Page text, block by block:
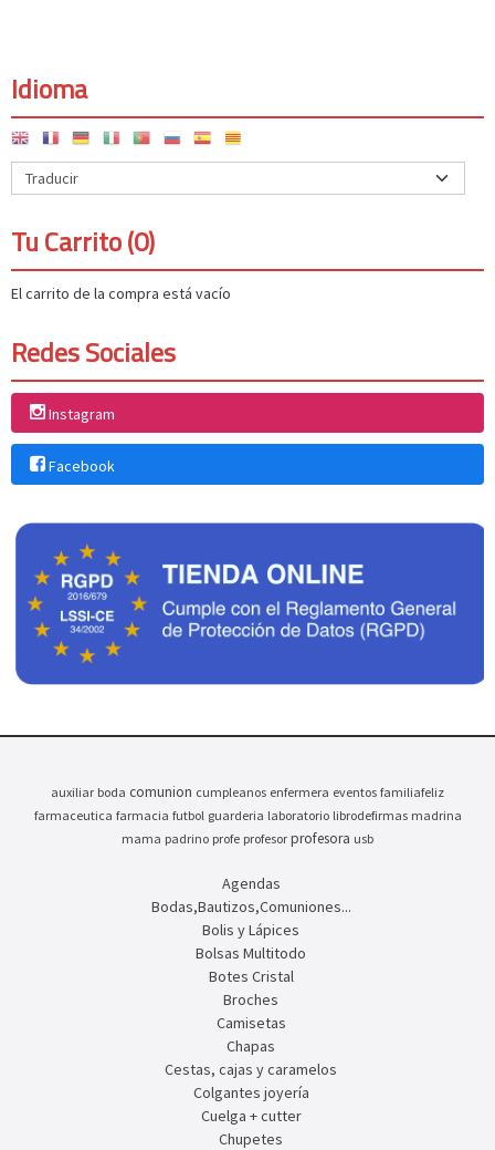
Idioma
Tu Carrito (0)
El carrito de la compra está vacío
Redes Sociales
Instagram
Facebook
auxiliar boda comunion cumpleanos enfermera eventos familiafeliz
farmaceutica farmacia futbol guarderia laboratorio librodefirmas madrina
mama padrino profe profesor profesora usb
Agendas
Bodas,Bautizos,Comuniones...
Bolis y Lápices
Bolsas Multitodo
Botes Cristal
Broches
Camisetas
Chapas
Cestas, cajas y caramelos
Colgantes joyería
Cuelga + cutter
Chupetes